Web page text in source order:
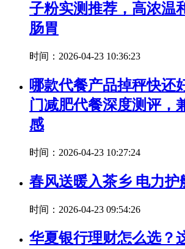
子粉实测推荐，高浓温
肠胃
时间：2026-04-23 10:36:23
哪款代餐产品掉秤快还
门减肥代餐深度测评，
感
时间：2026-04-23 10:27:24
春风送暖入茶乡 电力护
时间：2026-04-23 09:54:26
华夏银行理财怎么选？